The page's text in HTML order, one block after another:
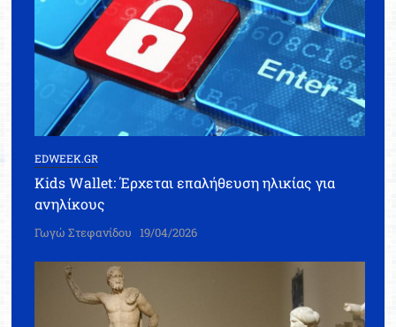
EDWEEK.GR
Kids Wallet: Έρχεται επαλήθευση ηλικίας για
ανηλίκους
Γωγώ Στεφανίδου 19/04/2026